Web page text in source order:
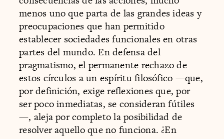
menos uno que parta de las grandes ideas y
preocupaciones que han permitido
establecer sociedades funcionales en otras
partes del mundo. En defensa del
pragmatismo, el permanente rechazo de
estos círculos a un espíritu filosófico —que,
por definición, exige reflexiones que, por
ser poco inmediatas, se consideran fútiles
—, aleja por completo la posibilidad de
resolver aquello que no funciona. ¿En